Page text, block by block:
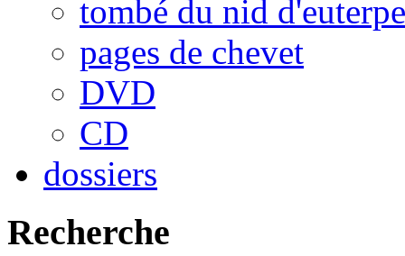
tombé du nid d'euterpe
pages de chevet
DVD
CD
dossiers
Recherche